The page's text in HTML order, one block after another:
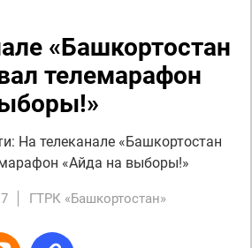
«Башкортостан
телемарафон
На телеканале «Башкортостан
«Айда на выборы!»
ГТРК «Башкортостан»